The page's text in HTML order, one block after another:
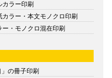
カラー印刷
カラー・本文モノクロ印刷
ー・モノクロ混在印刷
の冊子印刷